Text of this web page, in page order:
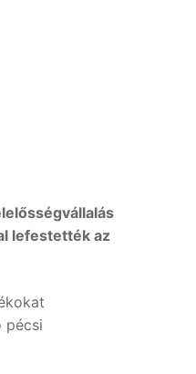
lefestették az
pécsi